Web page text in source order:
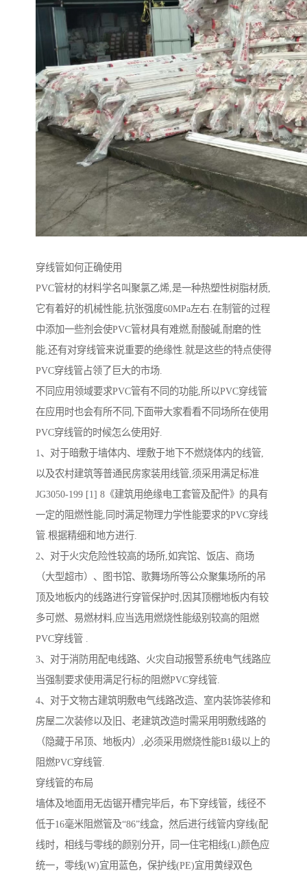
穿线管如何正确使用
PVC管材的材料学名叫聚氯乙烯,是一种热塑性树脂材质,
它有着好的机械性能,抗张强度60MPa左右.在制管的过程
中添加一些剂会使PVC管材具有难燃,耐酸碱,耐磨的性
能,还有对穿线管来说重要的绝缘性.就是这些的特点使得
PVC穿线管占领了巨大的市场.
不同应用领域要求PVC管有不同的功能,所以PVC穿线管
在应用时也会有所不同,下面带大家看看不同场所在使用
PVC穿线管的时候怎么使用好.
1、对于暗敷于墙体内、埋敷于地下不燃烧体内的线管,
以及农村建筑等普通民房家装用线管,须采用满足标准
JG3050-199 [1] 8《建筑用绝缘电工套管及配件》的具有
一定的阻燃性能,同时满足物理力学性能要求的PVC穿线
管.根据精细和地方进行.
2、对于火灾危险性较高的场所,如宾馆、饭店、商场
（大型超市）、图书馆、歌舞场所等公众聚集场所的吊
顶及地板内的线路进行穿管保护时,因其顶棚地板内有较
多可燃、易燃材料,应当选用燃烧性能级别较高的阻燃
PVC穿线管 .
3、对于消防用配电线路、火灾自动报警系统电气线路应
当强制要求使用满足行标的阻燃PVC穿线管.
4、对于文物古建筑明敷电气线路改造、室内装饰装修和
房屋二次装修以及旧、老建筑改造时需采用明敷线路的
（隐藏于吊顶、地板内）,必须采用燃烧性能B1级以上的
阻燃PVC穿线管.
穿线管的布局
墙体及地面用无齿锯开槽完毕后，布下穿线管，线径不
低于16毫米阻燃管及“86”线盒，然后进行线管内穿线(配
线时，相线与零线的颜别分开，同一住宅相线(L)颜色应
统一，零线(W)宜用蓝色，保护线(PE)宜用黄绿双色